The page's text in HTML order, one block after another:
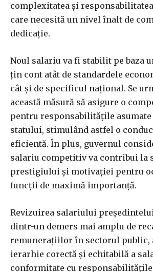
complexitatea și
care necesită un nivel înalt de
dedicație.
Noul salariu va fi stabilit pe baza
țin cont atât de standardele
cât și de specificul național. Se
această măsură să asigure o
pentru responsabilitățile asumate
statului, stimulând astfel o
eficientă. În plus, guvernul
salariu competitiv va contribui la
prestigiului și motivației pentru
funcții de maximă importanță.
Revizuirea salariului
dintr-un demers mai amplu de
remunerațiilor în sectorul public,
ierarhie corectă și echitabilă a
conformitate cu